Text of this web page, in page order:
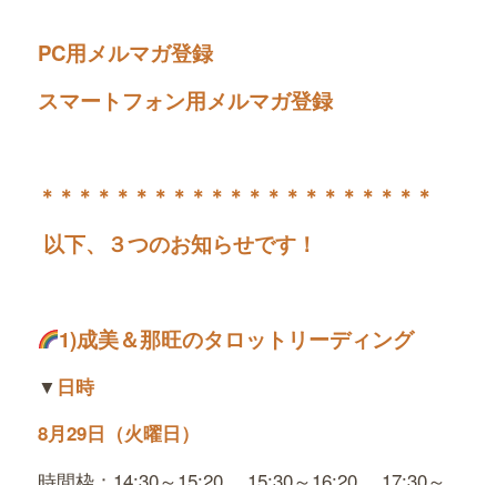
PC用メルマガ登録
スマートフォン用メルマガ登録
＊＊＊＊＊＊＊＊＊＊＊＊＊＊＊＊＊＊＊＊＊
以下、３つのお知らせです！
1)成美＆那旺のタロットリーディング
▼ 日時
8月29日（火曜日）